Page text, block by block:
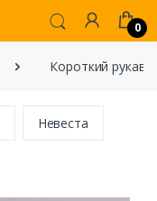
0
Короткий рукав
Невеста